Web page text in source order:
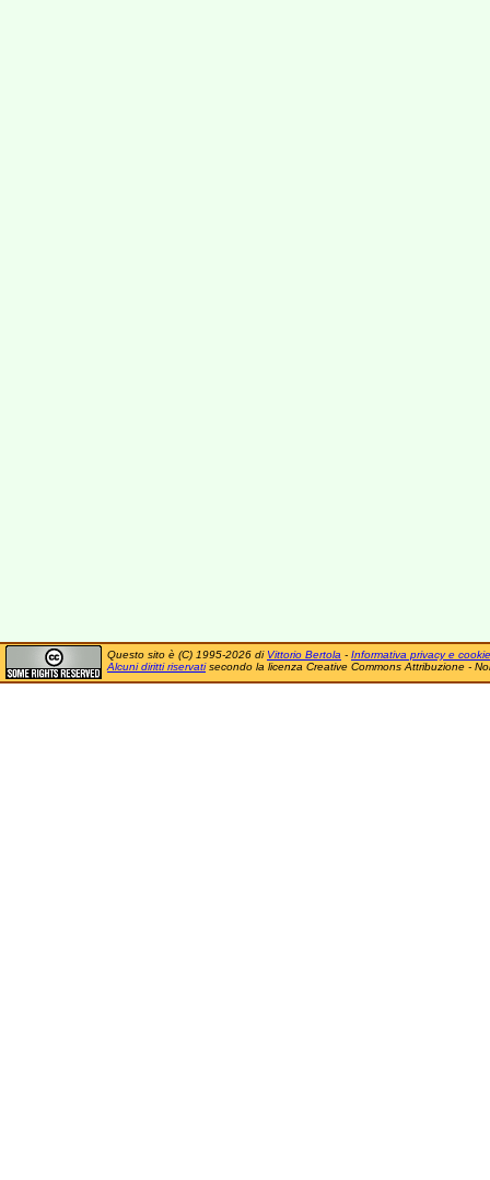
Questo sito è (C) 1995-2026 di Vittorio Bertola - Informativa privacy e cookie
Alcuni diritti riservatisecondo la licenza Creative Commons Attribuzione -